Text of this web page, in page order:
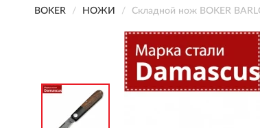
BOKER НОЖИ Складной нож BOKER